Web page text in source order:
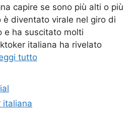
capire se sono più alti o più
è diventato virale nel giro di
e ha suscitato molti
italiana ha rivelato
tutto
italiana